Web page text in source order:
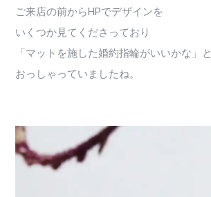
ご来店の前からHPでデザインを
いくつか見てくださっており
「マットを施した婚約指輪がいいかな」と
おっしゃっていましたね。